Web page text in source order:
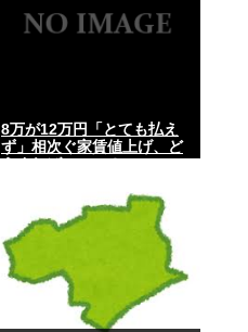
8万が12万円「とても払え
ず」相次ぐ家賃値上げ、ど